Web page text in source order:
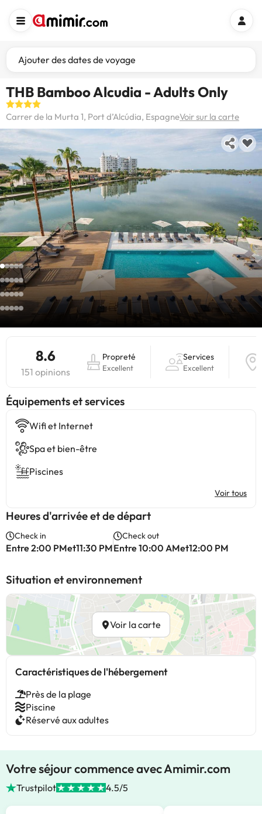
Ajouter des dates de voyage
THB Bamboo Alcudia - Adults Only
Carrer de la Murta 1, Port d’Alcúdia, EspagneVoir sur la carte
8.6
151 opinions
Propreté
Excellent
Services
Excellent
​Équipements et services
Wifi et Internet
Spa et bien-être
Piscines
Voir tous
Heures d'arrivée et de départ
Check in
Entre 2:00 PMet11:30 PM
Check out
Entre 10:00 AMet12:00 PM
Situation et environnement
Voir la carte
Caractéristiques de l'hébergement
Près de la plage
Piscine
Réservé aux adultes
Votre séjour commence avec Amimir.com
Trustpilot 4.5/5